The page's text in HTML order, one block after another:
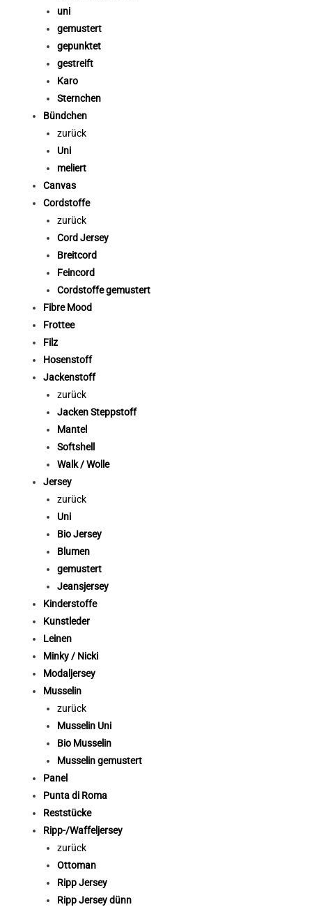
uni
gemustert
gepunktet
gestreift
Karo
Sternchen
Bündchen
zurück
Uni
meliert
Canvas
Cordstoffe
zurück
Cord Jersey
Breitcord
Feincord
Cordstoffe gemustert
Fibre Mood
Frottee
Filz
Hosenstoff
Jackenstoff
zurück
Jacken Steppstoff
Mantel
Softshell
Walk / Wolle
Jersey
zurück
Uni
Bio Jersey
Blumen
gemustert
Jeansjersey
Kinderstoffe
Kunstleder
Leinen
Minky / Nicki
Modaljersey
Musselin
zurück
Musselin Uni
Bio Musselin
Musselin gemustert
Panel
Punta di Roma
Reststücke
Ripp-/Waffeljersey
zurück
Ottoman
Ripp Jersey
Ripp Jersey dünn